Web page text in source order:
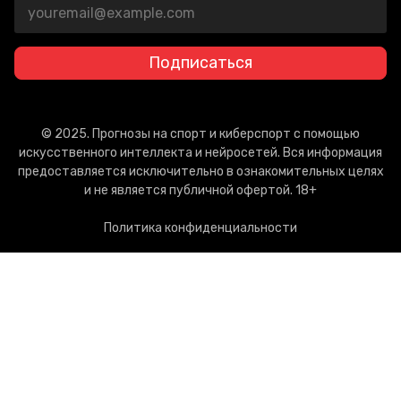
Подписаться
© 2025. Прогнозы на спорт и киберспорт с помощью
искусственного интеллекта и нейросетей. Вся информация
предоставляется исключительно в ознакомительных целях
и не является публичной офертой. 18+
Политика конфиденциальности